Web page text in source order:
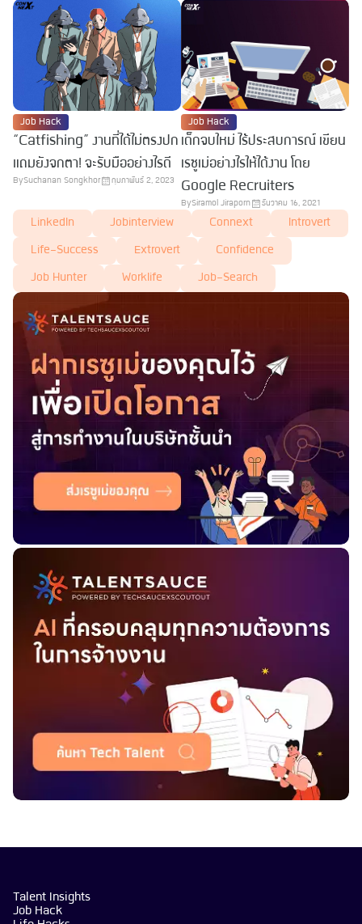
Job Hack
“Catfishing” งานที่ได้ไม่ตรงปก
แถมยังจกตา! จะรับมืออย่างไรดี
BySuchanan Songkhor กุมภาพันธ์ 2, 2023
Job Hack
เด็กจบใหม่ ไร้ประสบการณ์ เขียน
เรซูเม่อย่างไรให้ได้งาน โดย
Google Recruiters
BySiramol Jiraporn ธันวาคม 16, 2021
LinkedIn Jobinterview Connext Introvert
Life-Success Extrovert Confidence
Job Hunter Worklife Job-Search
Talent Insights
Job Hack